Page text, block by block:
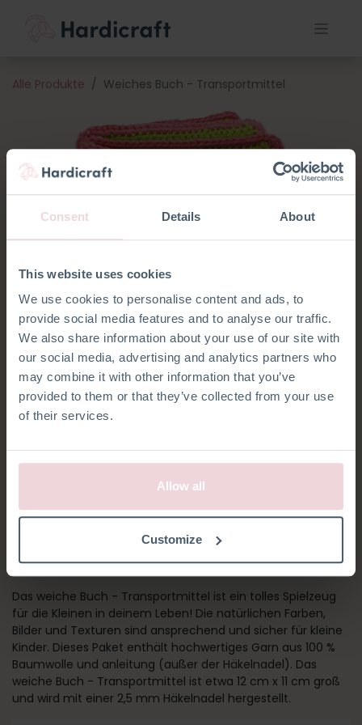
Consent Details About
This website uses cookies
We use cookies to personalise content and ads, to
provide social media features and to analyse our traffic.
We also share information about your use of our site with
our social media, advertising and analytics partners who
may combine it with other information that you’ve
provided to them or that they’ve collected from your use
of their services.
Allow all
Customize
Alle Produkte Weiches Buch - Transportmittel
WEICHES BUCH -
TRANSPORTMITTEL
Das weiche Buch - Transportmittel ist ein tolles Spielzeug
für die Kleinen in deinem Leben! Die natürlichen Farben,
Bilder und Texturen sind ansprechend und sicher für kleine
Kinder. Dieses Paket enthält hochwertiges Garn aus 100 %
Baumwolle und anleitung (außer der Häkelnadel). Das
weiche Buch - Transportmittel ist etwa 12 cm x 11 cm groß
und wird mit einer 2,5 mm Häkelnadel hergestellt.